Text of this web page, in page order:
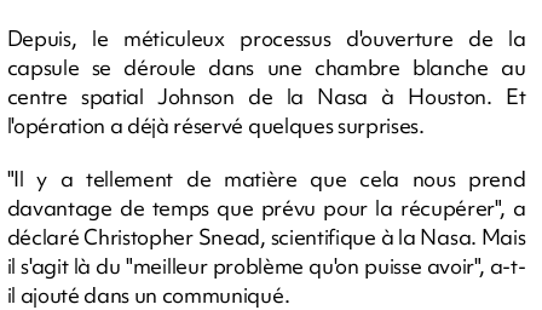
Depuis, le méticuleux processus d'ouverture de la
capsule se déroule dans une chambre blanche au
centre spatial Johnson de la Nasa à Houston. Et
l'opération a déjà réservé quelques surprises.
"Il y a tellement de matière que cela nous prend
davantage de temps que prévu pour la récupérer", a
déclaré Christopher Snead, scientifique à la Nasa. Mais
il s'agit là du "meilleur problème qu'on puisse avoir", a-t-
il ajouté dans un communiqué.